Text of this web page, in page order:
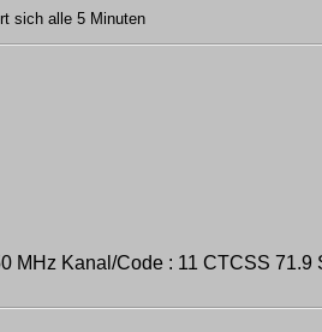
sich alle 5 Minuten
Kanal/Code : 11 CTCSS 71.9